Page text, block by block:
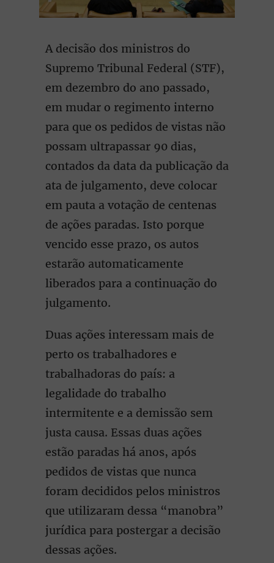
A decisão dos ministros do
Supremo Tribunal Federal (STF),
em dezembro do ano passado,
em mudar o regimento interno
para que os pedidos de vistas não
possam ultrapassar 90 dias,
contados da data da publicação da
ata de julgamento, deve colocar
em pauta a votação de centenas
de ações paradas. Isto porque
vencido esse prazo, os autos
estarão automaticamente
liberados para a continuação do
julgamento.
Duas ações interessam mais de
perto os trabalhadores e
trabalhadoras do país: a
legalidade do trabalho
intermitente e a demissão sem
justa causa. Essas duas ações
estão paradas há anos, após
pedidos de vistas que nunca
foram decididos pelos ministros
que utilizaram dessa “manobra”
jurídica para postergar a decisão
dessas ações.